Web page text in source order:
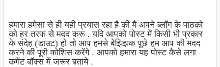
हमारा हमेसा से ही यही प्रयास रहा है की मै अपने ब्लॉग के पाठको
को हर तरफ से मदद करू . यदि आपको पोस्ट में किसी भी प्रकार
के संदेह (डाउट) हो तो आप हमसे बेझिझक पूछे हम आप की मदद
करने की पूरी कोशिस करेंगे . आपको हमारा यह पोस्ट कैसे लगा
कमेंट बॉक्स में जरूर बताये .